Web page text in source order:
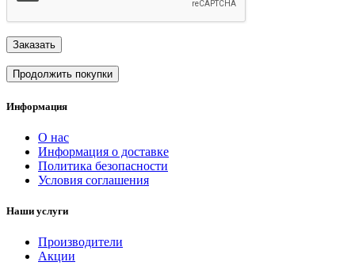
Заказать
Продолжить покупки
Информация
О нас
Информация о доставке
Политика безопасности
Условия соглашения
Наши услуги
Производители
Акции